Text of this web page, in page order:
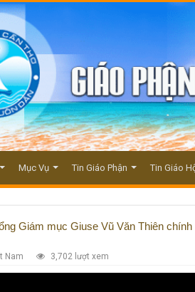
Mục Vụ Tin Giáo Phận Tin Giáo
Giám mục Giuse Vũ Văn Thiên
Nam 3,702 lượt xem